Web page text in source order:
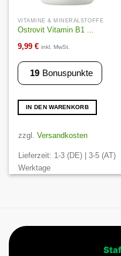
VITAMINE & MINERALSTOFFE
Ostrovit Vitamin B1 ...
9,99 € inkl. MwSt.
19 Bonuspunkte
IN DEN WARENKORB
zzgl. Versandkosten
Lieferzeit: 1-3 (DE) | 3-5 (AT)
Werktage